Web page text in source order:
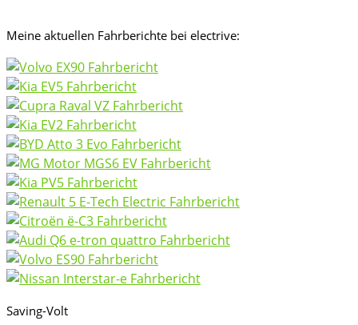
Meine aktuellen Fahrberichte bei electrive:
Saving-Volt